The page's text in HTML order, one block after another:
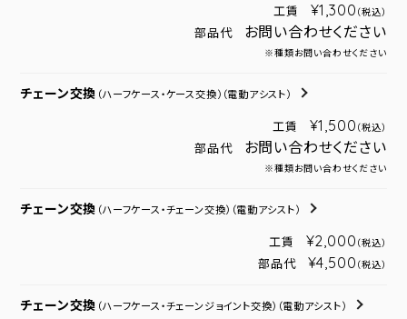
工賃 ¥1,300 （税込）
部品代 お問い合わせください
※種類お問い合わせください
チェーン交換 （ハーフケース・ケース交換） （電動アシスト）
工賃 ¥1,500 （税込）
部品代 お問い合わせください
※種類お問い合わせください
チェーン交換 （ハーフケース・チェーン交換） （電動アシスト）
工賃 ¥2,000 （税込）
部品代 ¥4,500 （税込）
チェーン交換 （ハーフケース・チェーンジョイント交換） （電動アシスト）